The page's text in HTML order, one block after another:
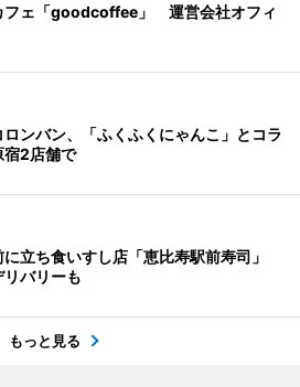
フェ「goodcoffee」 運営会社オフィ
ンバン、「ふくふくにゃんこ」とコラ
2店舗で
に立ち食いすし店「恵比寿駅前寿司」
バリーも
もっと見る